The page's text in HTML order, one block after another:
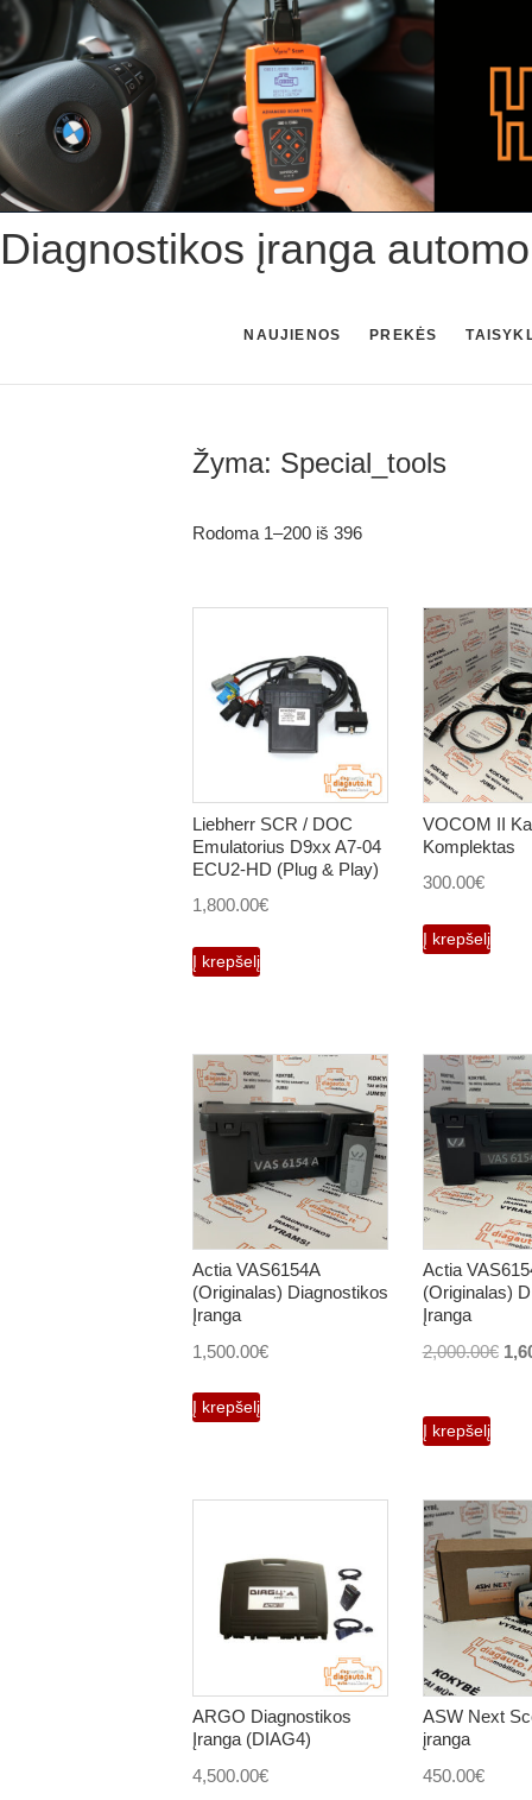
Skip
to
content
Diagnostikos įranga
NAUJIENOS PREKĖS
Žyma: Special_tools
Rodoma 1–200 iš 396
Liebherr SCR / DOC
Emulatorius D9xx A7-04
ECU2-HD (Plug & Play)
1,800.00€
Į krepšelį
VOCOM II
Komplektas
300.00€
Į krepšelį
Actia VAS6154A
(Originalas) Diagnostikos
Įranga
1,500.00€
Į krepšelį
Actia
(Originalas)
Įranga
2,000.00€
Į krepšelį
ARGO Diagnostikos
Įranga (DIAG4)
4,500.00€
ASW Next
įranga
450.00€